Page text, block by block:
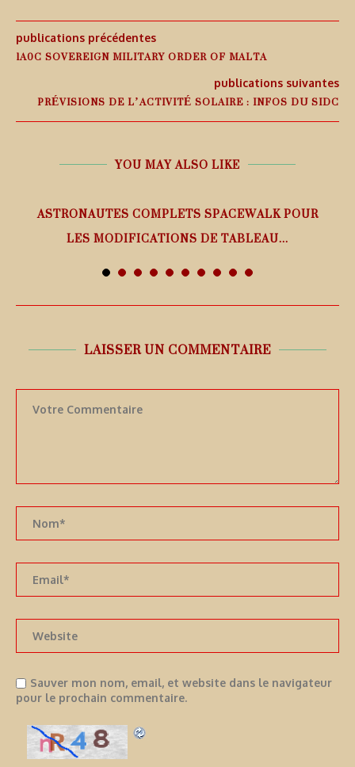
publications précédentes
1A0C SOVEREIGN MILITARY ORDER OF MALTA
publications suivantes
PRÉVISIONS DE L’ACTIVITÉ SOLAIRE : INFOS DU SIDC
YOU MAY ALSO LIKE
ASTRONAUTES COMPLETS SPACEWALK POUR
LES MODIFICATIONS DE TABLEAU...
LAISSER UN COMMENTAIRE
Sauver mon nom, email, et website dans le navigateur
pour le prochain commentaire.